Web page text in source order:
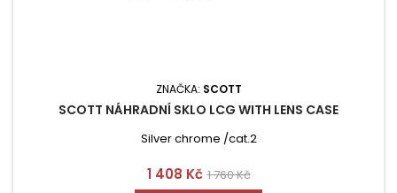
ZNAČKA: SCOTT
SCOTT NÁHRADNÍ SKLO LCG WITH LENS CASE
Silver chrome /cat.2
Cena
1 408 Kč Běžná
1 760 Kč